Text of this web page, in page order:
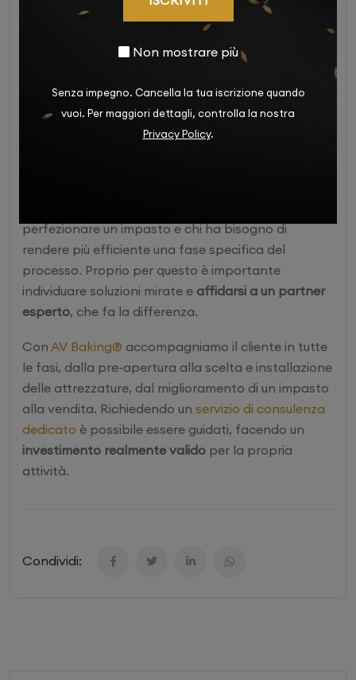
Non mostrare più
Senza impegno. Cancella la tua iscrizione quando
vuoi. Per maggiori dettagli, controlla la nostra
Privacy Policy.
attrezzature: il vero segreto
per lavorare bene
Che si tratti diinserire una nuova macchina o
creare una pizzeria da zero, la scelta delle
attrezzature giuste ha un impatto molto
perfezionare un impasto e chi ha bisogno di
rendere più efficiente una fase specifica del
processo. Proprio per questo è importante
individuare soluzioni mirate e affidarsi a un partner
esperto, che fa la differenza.
Con AV Baking® accompagniamo il cliente in tutte
le fasi, dalla pre-apertura alla scelta e installazione
delle attrezzature, dal miglioramento di un impasto
alla vendita. Richiedendo un servizio di consulenza
dedicato è possibile essere guidati, facendo un
investimento realmente valido per la propria
attività.
Condividi: